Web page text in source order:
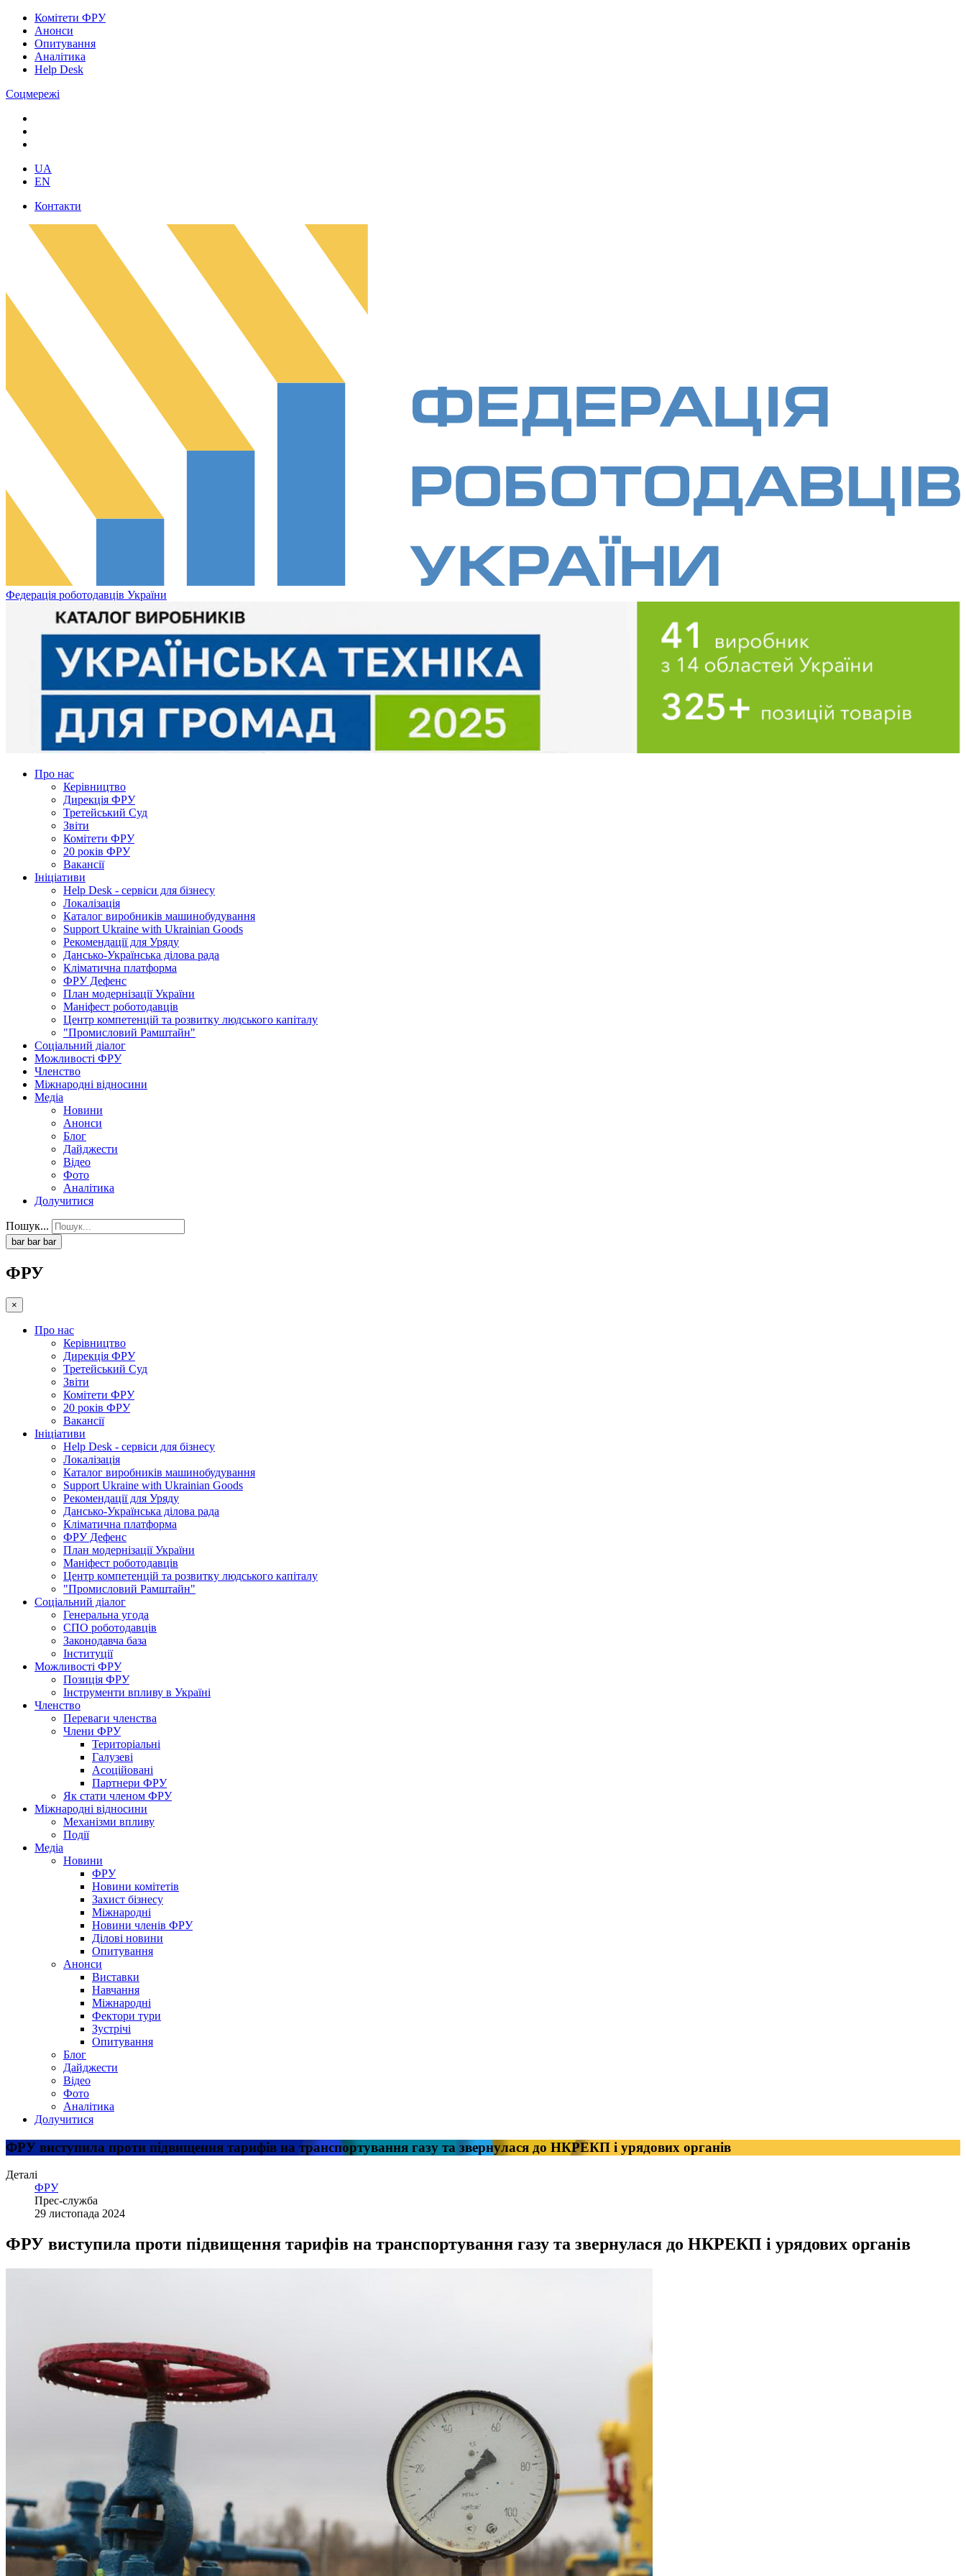
Комітети ФРУ
Анонси
Опитування
Аналітика
Help Desk
Соцмережі
UA
EN
Контакти
Федерація роботодавців України
Про нас
Керівництво
Дирекція ФРУ
Третейський Суд
Звіти
Комітети ФРУ
20 років ФРУ
Вакансії
Ініціативи
Help Desk - сервіси для бізнесу
Локалізація
Каталог виробників машинобудування
Support Ukraine with Ukrainian Goods
Рекомендації для Уряду
Дансько-Українська ділова рада
Кліматична платформа
ФРУ Дефенс
План модернізації України
Маніфест роботодавців
Центр компетенцій та розвитку людського капіталу
"Промисловий Рамштайн"
Соціальний діалог
Можливості ФРУ
Членство
Міжнародні відносини
Медіа
Новини
Анонси
Блог
Дайджести
Відео
Фото
Аналітика
Долучитися
Пошук...
bar bar bar
ФРУ
×
Про нас
Керівництво
Дирекція ФРУ
Третейський Суд
Звіти
Комітети ФРУ
20 років ФРУ
Вакансії
Ініціативи
Help Desk - сервіси для бізнесу
Локалізація
Каталог виробників машинобудування
Support Ukraine with Ukrainian Goods
Рекомендації для Уряду
Дансько-Українська ділова рада
Кліматична платформа
ФРУ Дефенс
План модернізації України
Маніфест роботодавців
Центр компетенцій та розвитку людського капіталу
"Промисловий Рамштайн"
Соціальний діалог
Генеральна угода
СПО роботодавців
Законодавча база
Інституції
Можливості ФРУ
Позиція ФРУ
Інструменти впливу в Україні
Членство
Переваги членства
Члени ФРУ
Територіальні
Галузеві
Асоційовані
Партнери ФРУ
Як стати членом ФРУ
Міжнародні відносини
Механізми впливу
Події
Медіа
Новини
ФРУ
Новини комітетів
Захист бізнесу
Міжнародні
Новини членів ФРУ
Ділові новини
Опитування
Анонси
Виставки
Навчання
Міжнародні
Фектори тури
Зустрічі
Опитування
Блог
Дайджести
Відео
Фото
Аналітика
Долучитися
ФРУ виступила проти підвищення тарифів на транспортування газу та звернулася до НКРЕКП і урядових органів
Деталі
ФРУ
Прес-служба
29 листопада 2024
ФРУ виступила проти підвищення тарифів на транспортування газу та звернулася до НКРЕКП і урядових органів